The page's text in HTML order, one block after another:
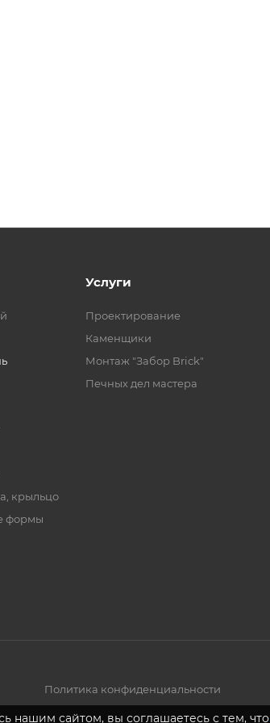
крыльцо
формы
Услуги
Проектирование
Каменщики
Монтаж "Забор Brick"
Печных дел мастера
Политика конфиденциальности
нашим сайтом, вы соглашаетесь с тем, что